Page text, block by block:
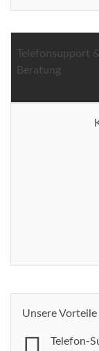
Telefonsupport &
Beratung
Unsere Vorteile
Telefon-